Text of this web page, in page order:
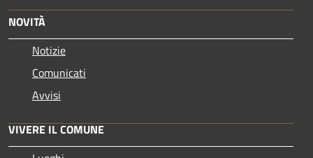
NOVITÀ
Notizie
Comunicati
Avvisi
VIVERE IL COMUNE